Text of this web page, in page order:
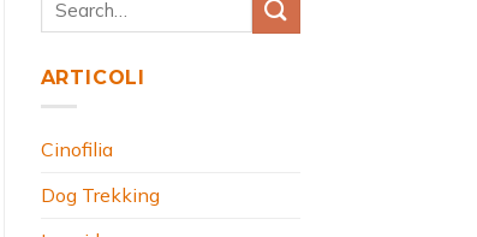
ARTICOLI
Cinofilia
Dog Trekking